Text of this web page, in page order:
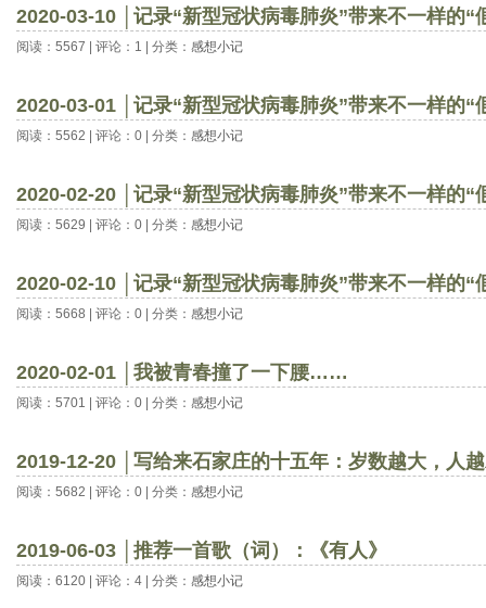
2020-03-10 │记录“新型冠状病毒肺炎”带来不一样的“
阅读：5567 | 评论：1 | 分类： 感想小记
2020-03-01 │记录“新型冠状病毒肺炎”带来不一样的“
阅读：5562 | 评论：0 | 分类： 感想小记
2020-02-20 │记录“新型冠状病毒肺炎”带来不一样的“
阅读：5629 | 评论：0 | 分类： 感想小记
2020-02-10 │记录“新型冠状病毒肺炎”带来不一样的“
阅读：5668 | 评论：0 | 分类： 感想小记
2020-02-01 │我被青春撞了一下腰……
阅读：5701 | 评论：0 | 分类： 感想小记
2019-12-20 │写给来石家庄的十五年：岁数越大，人
阅读：5682 | 评论：0 | 分类： 感想小记
2019-06-03 │推荐一首歌（词）：《有人》
阅读：6120 | 评论：4 | 分类： 感想小记